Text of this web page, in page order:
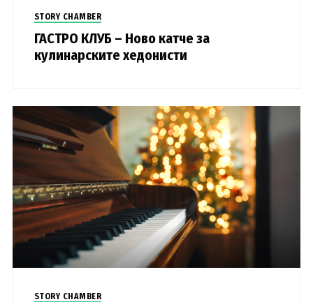
STORY CHAMBER
ГАСТРО КЛУБ – Ново катче за
кулинарските хедонисти
STORY CHAMBER